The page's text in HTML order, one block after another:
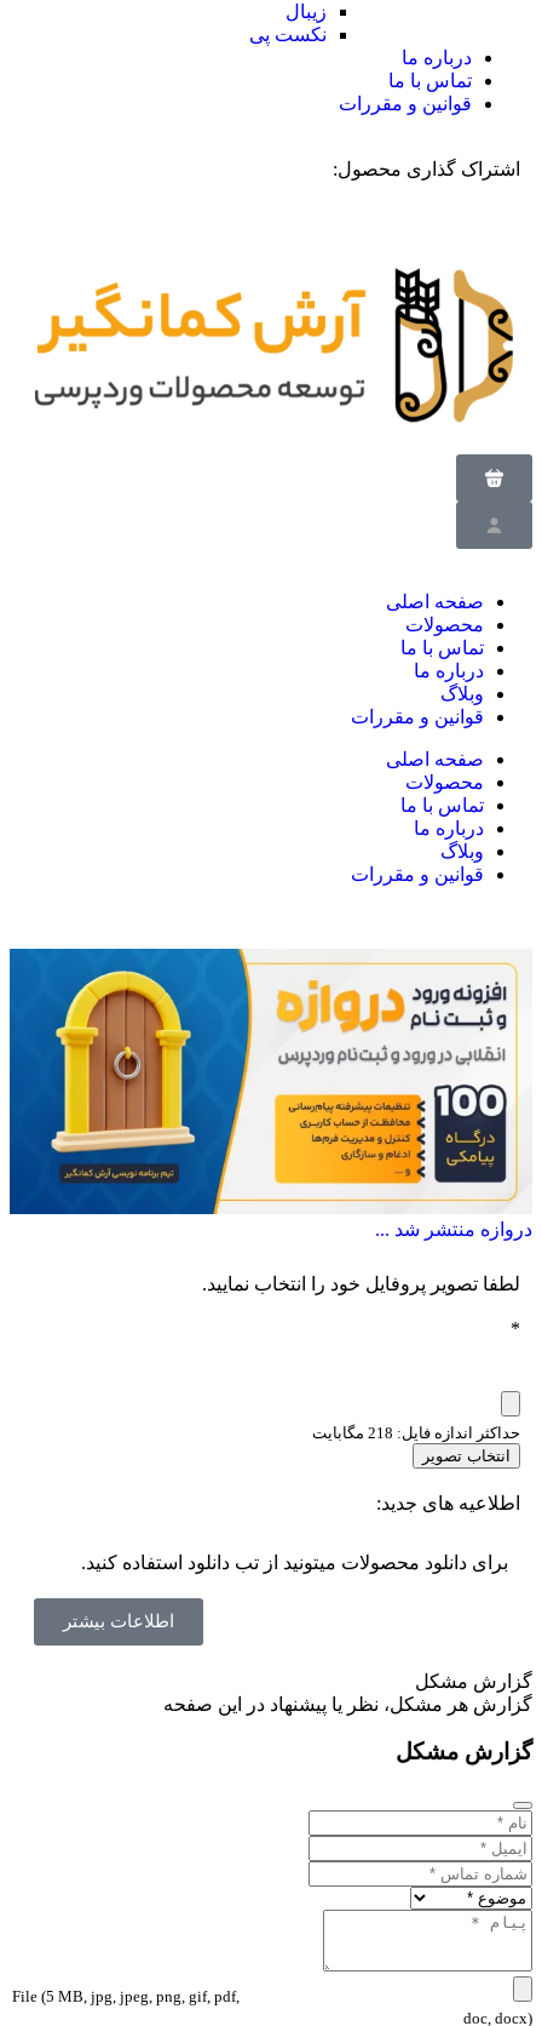
زیبال
نکست پی
درباره ما
تماس با ما
قوانین و مقررات
اشتراک گذاری محصول:
صفحه اصلی
محصولات
تماس با ما
درباره ما
وبلاگ
قوانین و مقررات
صفحه اصلی
محصولات
تماس با ما
درباره ما
وبلاگ
قوانین و مقررات
دروازه منتشر شد ...
لطفا تصویر پروفایل خود را انتخاب نمایید.
*
حداکثر اندازه فایل: 218 مگابایت
انتخاب تصویر
اطلاعیه های جدید:
برای دانلود محصولات میتونید از تب دانلود استفاده کنید.
اطلاعات بیشتر
گزارش مشکل
گزارش هر مشکل، نظر یا پیشنهاد در این صفحه
گزارش مشکل
File (5 MB, jpg, jpeg, png, gif, pdf,
doc, docx)